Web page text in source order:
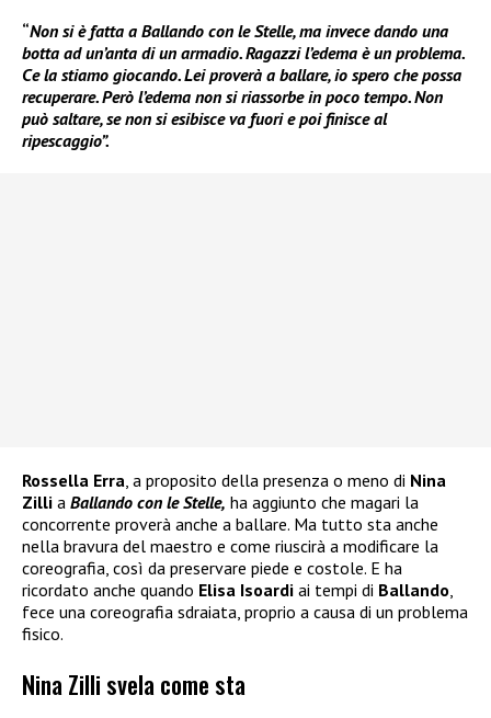
“Non si è fatta a Ballando con le Stelle, ma invece dando una
botta ad un’anta di un armadio. Ragazzi l’edema è un problema.
Ce la stiamo giocando. Lei proverà a ballare, io spero che possa
recuperare. Però l’edema non si riassorbe in poco tempo. Non
può saltare, se non si esibisce va fuori e poi finisce al
ripescaggio”.
Rossella Erra, a proposito della presenza o meno di Nina
Zilli a Ballando con le Stelle, ha aggiunto che magari la
concorrente proverà anche a ballare. Ma tutto sta anche
nella bravura del maestro e come riuscirà a modificare la
coreografia, così da preservare piede e costole. E ha
ricordato anche quando Elisa Isoardi ai tempi di Ballando,
fece una coreografia sdraiata, proprio a causa di un problema
fisico.
Nina Zilli svela come sta